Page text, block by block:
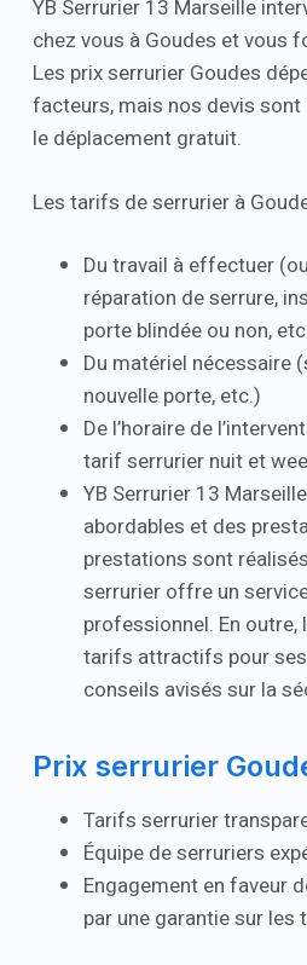
YB Serrurier 13 Marseille
chez vous à Goudes et vous
Les prix serrurier Goudes
facteurs, mais nos devis
le déplacement gratuit.
Les tarifs de serrurier à
Du travail à effectuer
réparation de serrure,
porte blindée ou non,
Du matériel nécessaire
nouvelle porte, etc.)
De l’horaire de
tarif serrurier nuit et
YB Serrurier 13
abordables et des
prestations sont
serrurier offre un
professionnel. En
tarifs attractifs pour
conseils avisés sur la
Prix serrurier
Tarifs serrurier
Équipe de serruriers
Engagement en faveur
par une garantie sur